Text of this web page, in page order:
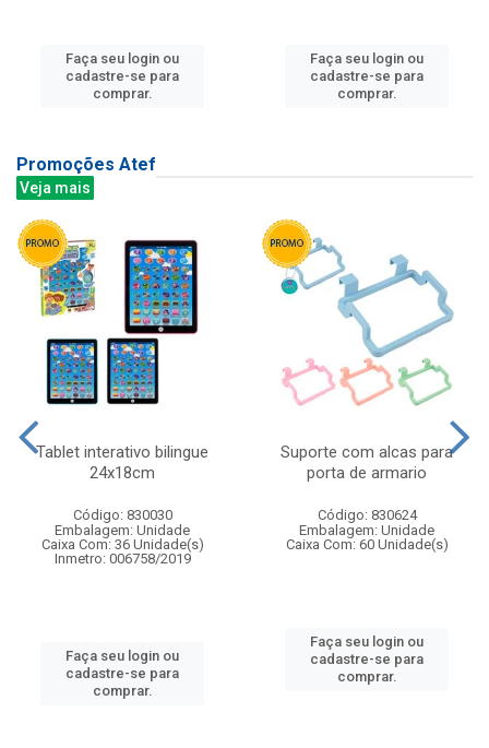
Faça seu login ou
cadastre-se para
comprar.
Faça seu login ou
cadastre-se para
comprar.
Promoções Atef
Veja mais
Tablet interativo bilingue
24x18cm
Código: 830030
Embalagem: Unidade
Caixa Com: 36 Unidade(s)
Inmetro: 006758/2019
Faça seu login ou
cadastre-se para
comprar.
Suporte com alcas para
porta de armario
Código: 830624
Embalagem: Unidade
Caixa Com: 60 Unidade(s)
Faça seu login ou
cadastre-se para
comprar.